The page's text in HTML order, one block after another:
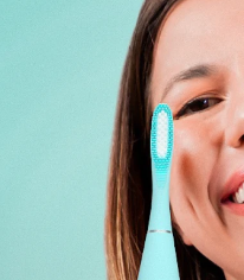
FAQ™ Pure Beauty-
BREAKING NEWS
issa™ Teeth
Français
简体